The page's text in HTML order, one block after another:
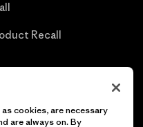
Recall
cookies, are necessary
are always on. By